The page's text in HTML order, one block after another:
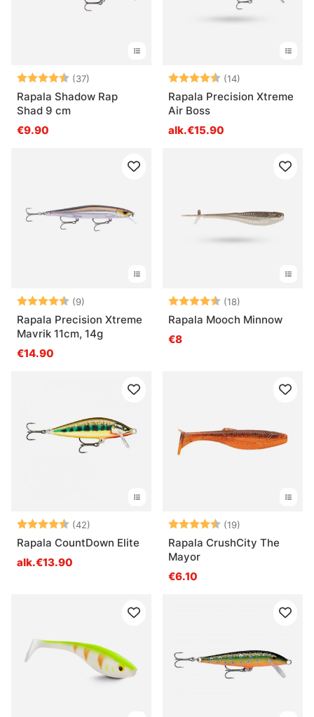
Arvio: (37)
4.4 5:sta tähdestä
Rapala Shadow Rap
Shad 9 cm
€9.90
Arvio: (14)
Rapala Precision Xtreme
Air Boss
alk.€15.90
Arvio: (9)
4.9 5:sta tähdestä
Rapala Precision Xtreme
Mavrik 11cm, 14g
€14.90
Arvio: (18)
Rapala Mooch Minnow
€8
Arvio: (42)
4.7 5:sta tähdestä
Rapala CountDown Elite
alk.€13.90
Arvio: (19)
Rapala CrushCity The
Mayor
€6.10